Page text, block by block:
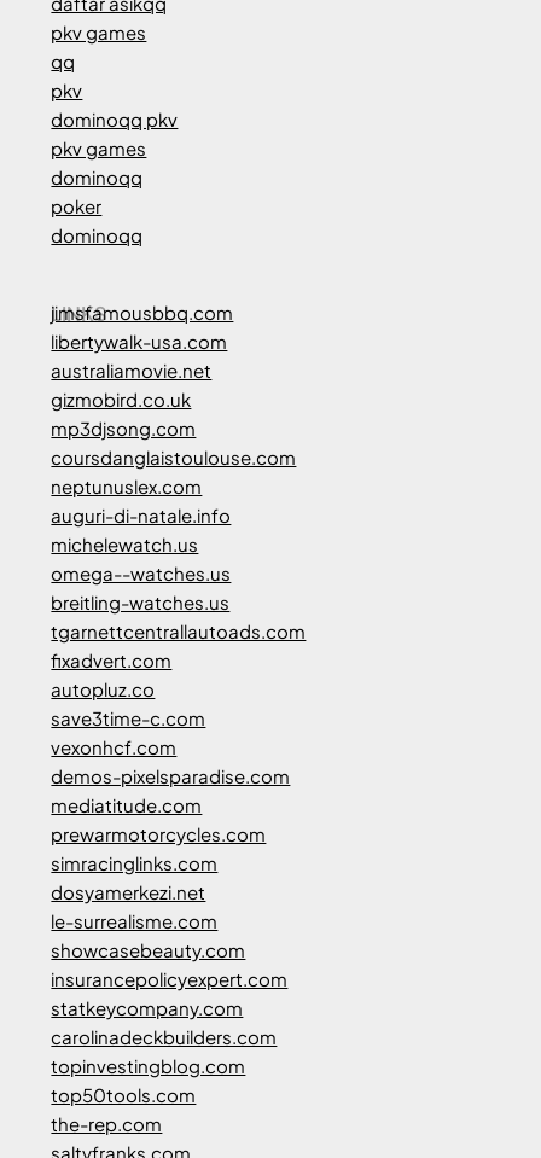
pkv games
qq
pkv
dominoqq pkv
pkv games
dominoqq
poker
dominoqq
LINKS
jimsfamousbbq.com
libertywalk-usa.com
australiamovie.net
gizmobird.co.uk
mp3djsong.com
coursdanglaistoulouse.com
neptunuslex.com
auguri-di-natale.info
michelewatch.us
omega--watches.us
breitling-watches.us
tgarnettcentrallautoads.com
fixadvert.com
autopluz.co
save3time-c.com
vexonhcf.com
demos-pixelsparadise.com
mediatitude.com
prewarmotorcycles.com
simracinglinks.com
dosyamerkezi.net
le-surrealisme.com
showcasebeauty.com
insurancepolicyexpert.com
statkeycompany.com
carolinadeckbuilders.com
topinvestingblog.com
top50tools.com
the-rep.com
saltyfranks.com